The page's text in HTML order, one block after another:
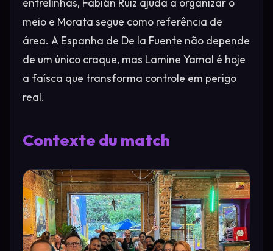
entrelinhas, Fabián Ruiz ajuda a organizar o
meio e Morata segue como referência de
área. A Espanha de De la Fuente não depende
de um único craque, mas Lamine Yamal é hoje
a faísca que transforma controle em perigo
real.
Contexte du match